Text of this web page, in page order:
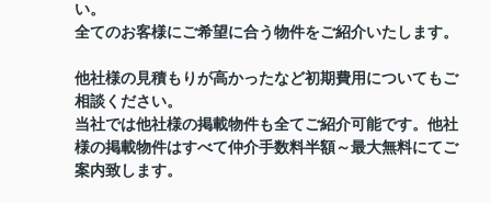
い。
全てのお客様にご希望に合う物件をご紹介いたします。
他社様の見積もりが高かったなど初期費用についてもご
相談ください。
当社では他社様の掲載物件も全てご紹介可能です。他社
様の掲載物件はすべて仲介手数料半額～最大無料にてご
案内致します。